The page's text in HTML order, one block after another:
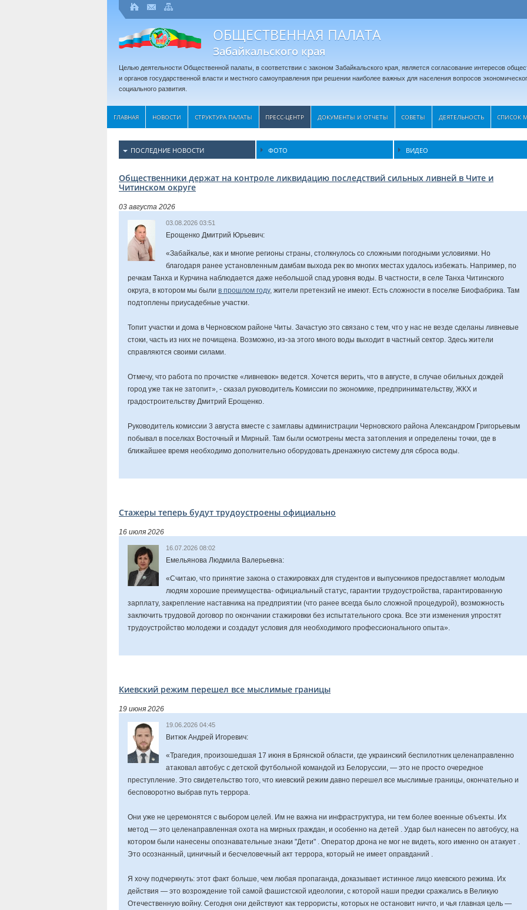
ОБЩЕСТВЕННАЯ ПАЛАТА
Забайкальского края
Целью деятельности Общественной палаты, в соответствии с законом Забайкальского края, является согласование интересов
и органов государственной власти и местного самоуправления при решении наиболее важных для населения вопросов
социального развития.
ГЛАВНАЯ НОВОСТИ СТРУКТУРА ПАЛАТЫ ПРЕСС-ЦЕНТР ДОКУМЕНТЫ И ОТЧЕТЫ CОВЕТЫ ДЕЯТЕЛЬНОСТЬ СПИСОК
ПОСЛЕДНИЕ НОВОСТИ ФОТО ВИДЕО
Общественники держат на контроле ликвидацию последствий сильных ливней в Чите и
Читинском округе
03 августа 2026
03.08.2026 03:51
Ерощенко Дмитрий Юрьевич:
«Забайкалье, как и многие регионы страны, столкнулось со сложными погодными условиями. Но
благодаря ранее установленным дамбам выхода рек во многих местах удалось избежать. Например, по
речкам Танха и Курчина наблюдается даже небольшой спад уровня воды. В частности, в селе Танха Читинского
округа, в котором мы были в прошлом году, жители претензий не имеют. Есть сложности в поселке Биофабрика. Там
подтоплены приусадебные участки.
Топит участки и дома в Черновском районе Читы. Зачастую это связано с тем, что у нас не везде сделаны ливневые
стоки, часть из них не почищена. Возможно, из-за этого много воды выходит в частный сектор. Здесь жители
справляются своими силами.
Отмечу, что работа по прочистке «ливневок» ведется. Хочется верить, что в августе, в случае обильных дождей
город уже так не затопит», - сказал руководитель Комиссии по экономике, предпринимательству, ЖКХ и
градостроительству Дмитрий Ерощенко.
Руководитель комиссии 3 августа вместе с замглавы администрации Черновского района Александром Григорьевым
побывал в поселках Восточный и Мирный. Там были осмотрены места затопления и определены точки, где в
ближайшее время необходимо дополнительно оборудовать дренажную систему для сброса воды.
Стажеры теперь будут трудоустроены официально
16 июля 2026
16.07.2026 08:02
Емельянова Людмила Валерьевна:
«Считаю, что принятие закона о стажировках для студентов и выпускников предоставляет молодым
людям хорошие преимущества- официальный статус, гарантии трудоустройства, гарантированную
зарплату, закрепление наставника на предприятии (что ранее всегда было сложной процедурой), возможность
заключить трудовой договор по окончании стажировки без испытательного срока. Все эти изменения упростят
трудоустройство молодежи и создадут условия для необходимого профессионального опыта».
Киевский режим перешел все мыслимые границы
19 июня 2026
19.06.2026 04:45
Витюк Андрей Игоревич:
«Трагедия, произошедшая 17 июня в Брянской области, где украинский беспилотник целенаправленно
атаковал автобус с детской футбольной командой из Белоруссии, — это не просто очередное
преступление. Это свидетельство того, что киевский режим давно перешел все мыслимые границы, окончательно и
бесповоротно выбрав путь террора.
Они уже не церемонятся с выбором целей. Им не важна ни инфраструктура, ни тем более военные объекты. Их
метод — это целенаправленная охота на мирных граждан, и особенно на детей . Удар был нанесен по автобусу, на
котором были нанесены опознавательные знаки "Дети" . Оператор дрона не мог не видеть, кого именно он атакует .
Это осознанный, циничный и бесчеловечный акт террора, который не имеет оправданий .
Я хочу подчеркнуть: этот факт больше, чем любая пропаганда, доказывает истинное лицо киевского режима. Их
действия — это возрождение той самой фашистской идеологии, с которой наши предки сражались в Великую
Отечественную войну. Сегодня они действуют как террористы, которых не остановит ничто, и чья главная цель —